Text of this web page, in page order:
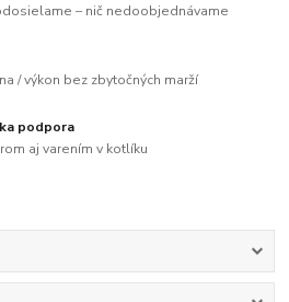
– nič nedoobjednávame
/ výkon bez zbytočných marží
podpora
aj varením v kotlíku